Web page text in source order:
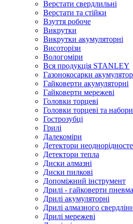
Верстати свердлильні
Верстати та стійки
Взуття робоче
Викрутки
Викрутки акумуляторні
Висоторізи
Вологоміри
Вся продукція STANLEY
Газонокосарки
Гайковерти акумуляторні
Гайковерти мережеві
Головки торцеві
Головки торцеві та
Гострозубці
Грилі
Далекоміри
Детектори
Детектори тепла
Диски алмазні
Диски пилкові
Допоміжний інструмент
Дрилі - гайковерти
Дрилі акумуляторні
Дрилі алмазного
Дрилі мережеві